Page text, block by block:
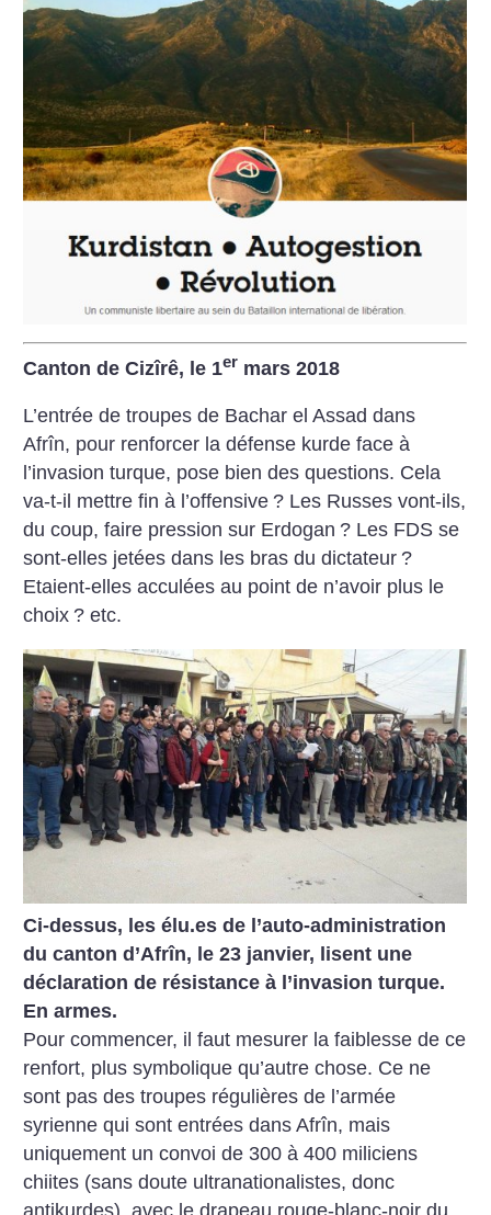
Canton de Cizîrê, le 1er mars 2018
L’entrée de troupes de Bachar el Assad dans
Afrîn, pour renforcer la défense kurde face à
l’invasion turque, pose bien des questions. Cela
va-t-il mettre fin à l’offensive ? Les Russes vont-ils,
du coup, faire pression sur Erdogan ? Les FDS se
sont-elles jetées dans les bras du dictateur ?
Etaient-elles acculées au point de n’avoir plus le
choix ? etc.
Ci-dessus, les élu.es de l’auto-administration
du canton d’Afrîn, le 23 janvier, lisent une
déclaration de résistance à l’invasion turque.
En armes.
Pour commencer, il faut mesurer la faiblesse de ce
renfort, plus symbolique qu’autre chose. Ce ne
sont pas des troupes régulières de l’armée
syrienne qui sont entrées dans Afrîn, mais
uniquement un convoi de 300 à 400 miliciens
chiites (sans doute ultranationalistes, donc
antikurdes), avec le drapeau rouge-blanc-noir du